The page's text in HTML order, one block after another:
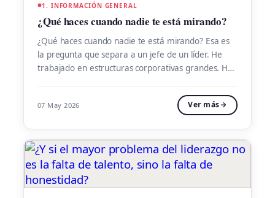
1. INFORMACIÓN GENERAL
¿Qué haces cuando nadie te está mirando?
¿Qué haces cuando nadie te está mirando? Esa es
la pregunta que separa a un jefe de un líder. He
trabajado en estructuras corporativas grandes. He
números «se ajustan». He visto promesas que se
hacen el lunes y se olvidan el miércoles. He visto
07 May 2026 Ver más